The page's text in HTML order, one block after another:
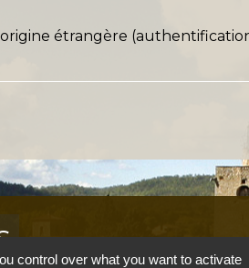
étrangère
control over what you want to activate